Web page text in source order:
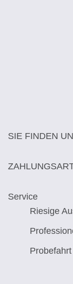
SIE FINDEN
Service
Riesige